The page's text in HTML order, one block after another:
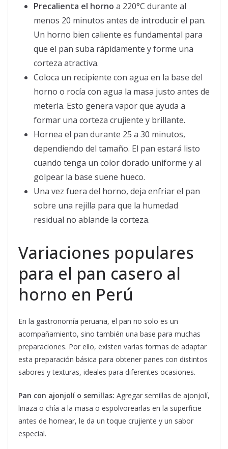
Precalienta el horno a 220°C durante al
menos 20 minutos antes de introducir el pan.
Un horno bien caliente es fundamental para
que el pan suba rápidamente y forme una
corteza atractiva.
Coloca un recipiente con agua en la base del
horno o rocía con agua la masa justo antes de
meterla. Esto genera vapor que ayuda a
formar una corteza crujiente y brillante.
Hornea el pan durante 25 a 30 minutos,
dependiendo del tamaño. El pan estará listo
cuando tenga un color dorado uniforme y al
golpear la base suene hueco.
Una vez fuera del horno, deja enfriar el pan
sobre una rejilla para que la humedad
residual no ablande la corteza.
Variaciones populares
para el pan casero al
horno en Perú
En la gastronomía peruana, el pan no solo es un
acompañamiento, sino también una base para muchas
preparaciones. Por ello, existen varias formas de adaptar
esta preparación básica para obtener panes con distintos
sabores y texturas, ideales para diferentes ocasiones.
Pan con ajonjolí o semillas: Agregar semillas de ajonjolí,
linaza o chía a la masa o espolvorearlas en la superficie
antes de hornear, le da un toque crujiente y un sabor
especial.